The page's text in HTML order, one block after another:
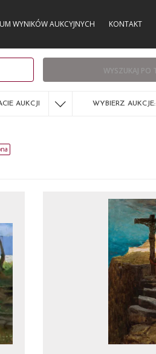
WYNIKÓW AUKCYJNYCH KONTAKT
AUKCJI WYBIERZ AUKCJE: